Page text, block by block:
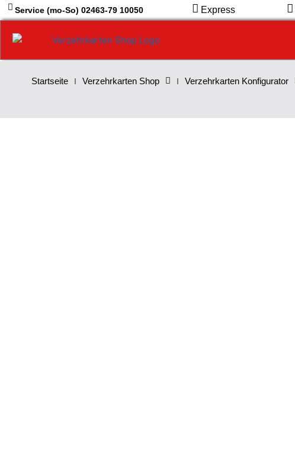
Zum
Inhalt
springen
Service (mo-So) 02463-79 10050 Express
Startseite Verzehrkarten Shop Verzehrkarten Konfigurator